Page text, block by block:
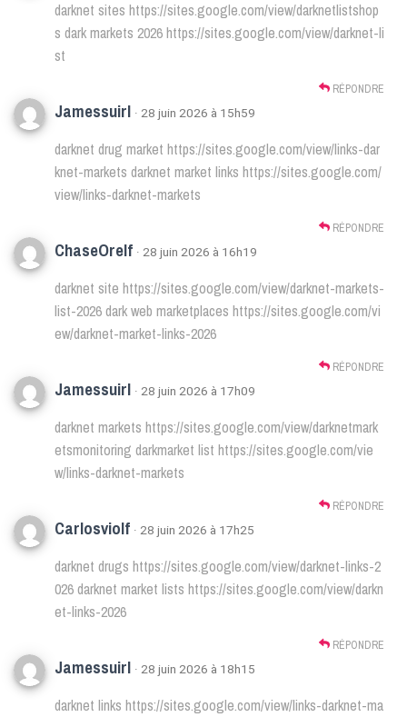
darknet sites https://sites.google.com/view/darknetlistshop
s dark markets 2026https://sites.google.com/view/darknet-li
st
RÉPONDRE
Jamessuirl · 28 juin 2026 à 15h59
darknet drug market https://sites.google.com/view/links-dar
knet-markets darknet market links https://sites.google.com/
view/links-darknet-markets
RÉPONDRE
ChaseOrelf · 28 juin 2026 à 16h19
darknet site https://sites.google.com/view/darknet-markets-
list-2026dark web marketplaces https://sites.google.com/vi
ew/darknet-market-links-2026
RÉPONDRE
Jamessuirl · 28 juin 2026 à 17h09
darknet markets https://sites.google.com/view/darknetmark
etsmonitoring darkmarket list https://sites.google.com/vie
w/links-darknet-markets
RÉPONDRE
Carlosviolf · 28 juin 2026 à 17h25
darknet drugs https://sites.google.com/view/darknet-links-2
026darknet market lists https://sites.google.com/view/darkn
et-links-2026
RÉPONDRE
Jamessuirl · 28 juin 2026 à 18h15
darknet links https://sites.google.com/view/links-darknet-ma